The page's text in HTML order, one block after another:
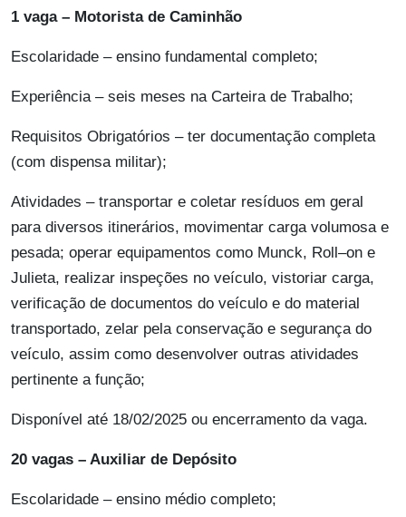
1 vaga – Motorista de Caminhão
Escolaridade – ensino fundamental completo;
Experiência – seis meses na Carteira de Trabalho;
Requisitos Obrigatórios – ter documentação completa
(com dispensa militar);
Atividades – transportar e coletar resíduos em geral
para diversos itinerários, movimentar carga volumosa e
pesada; operar equipamentos como Munck, Roll–on e
Julieta, realizar inspeções no veículo, vistoriar carga,
verificação de documentos do veículo e do material
transportado, zelar pela conservação e segurança do
veículo, assim como desenvolver outras atividades
pertinente a função;
Disponível até 18/02/2025 ou encerramento da vaga.
20 vagas – Auxiliar de Depósito
Escolaridade – ensino médio completo;